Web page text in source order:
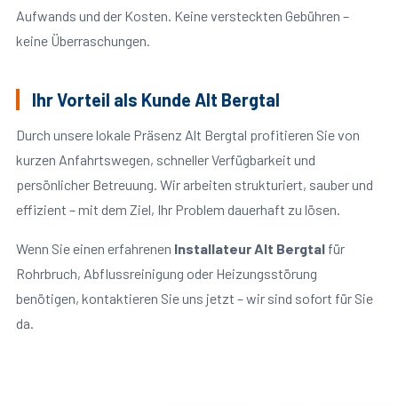
Aufwands und der Kosten. Keine versteckten Gebühren –
keine Überraschungen.
Ihr Vorteil als Kunde Alt Bergtal
Durch unsere lokale Präsenz Alt Bergtal profitieren Sie von
kurzen Anfahrtswegen, schneller Verfügbarkeit und
persönlicher Betreuung. Wir arbeiten strukturiert, sauber und
effizient – mit dem Ziel, Ihr Problem dauerhaft zu lösen.
Wenn Sie einen erfahrenen Installateur Alt Bergtalfür
Rohrbruch, Abflussreinigung oder Heizungsstörung
benötigen, kontaktieren Sie uns jetzt – wir sind sofort für Sie
da.